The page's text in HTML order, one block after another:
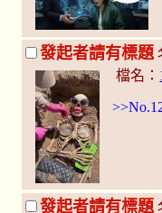
發起者請有標題
檔名：
發起者請有標題